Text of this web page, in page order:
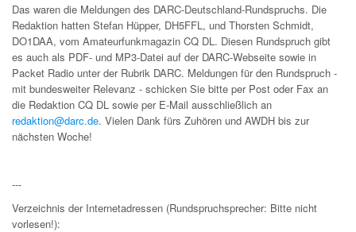
Das waren die Meldungen des DARC-Deutschland-Rundspruchs. Die
Redaktion hatten Stefan Hüpper, DH5FFL, und Thorsten Schmidt,
DO1DAA, vom Amateurfunkmagazin CQ DL. Diesen Rundspruch gibt
es auch als PDF- und MP3-Datei auf der DARC-Webseite sowie in
Packet Radio unter der Rubrik DARC. Meldungen für den Rundspruch -
mit bundesweiter Relevanz - schicken Sie bitte per Post oder Fax an
die Redaktion CQ DL sowie per E-Mail ausschließlich an
redaktion@darc.de. Vielen Dank fürs Zuhören und AWDH bis zur
nächsten Woche!
---
Verzeichnis der Internetadressen (Rundspruchsprecher: Bitte nicht
vorlesen!):